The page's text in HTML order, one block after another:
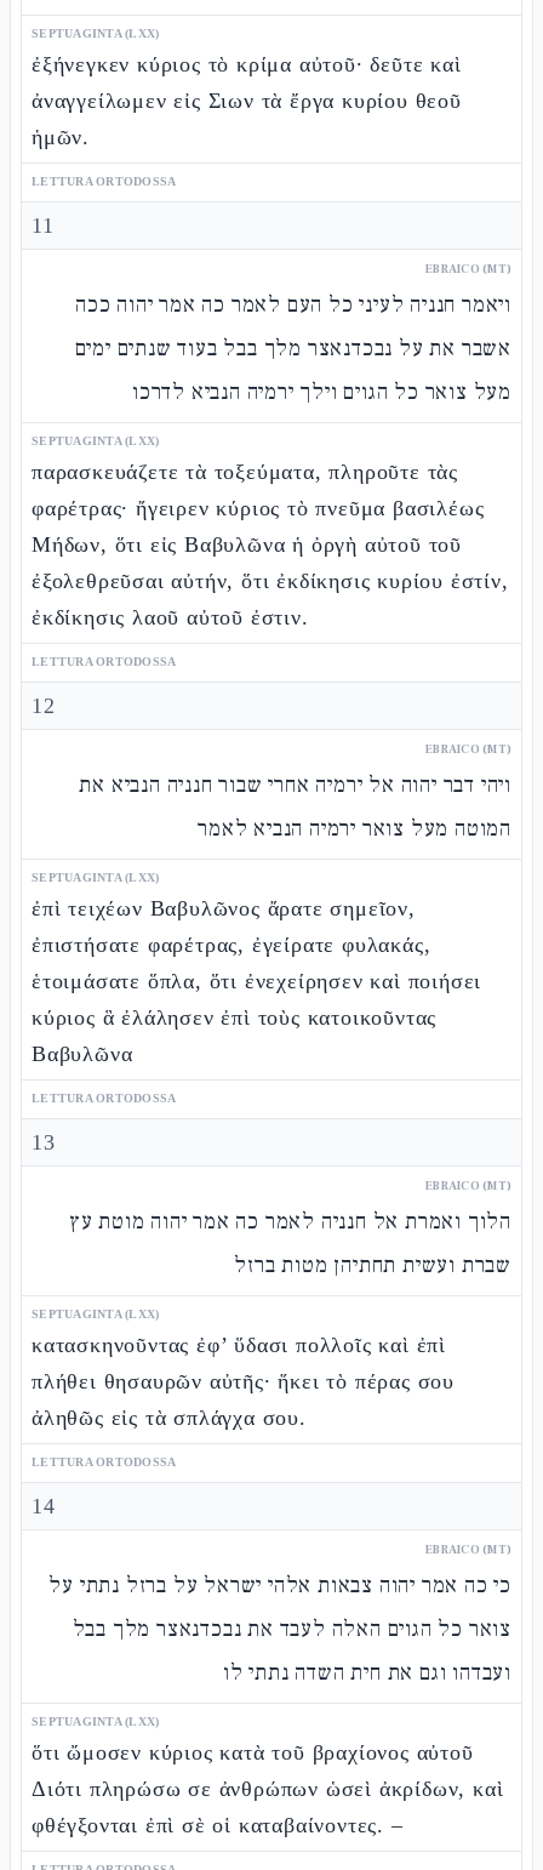
SEPTUAGINTA (LXX)
ἐξήνεγκεν κύριος τὸ κρίμα αὐτοῦ· δεῦτε καὶ
ἀναγγείλωμεν εἰς Σιων τὰ ἔργα κυρίου θεοῦ
ἡμῶν.
LETTURA ORTODOSSA
11
EBRAICO (MT)
ויאמר חנניה לעיני כל העם לאמר כה אמר יהוה ככה
אשבר את על נבכדנאצר מלך בבל בעוד שנתים ימים
מעל צואר כל הגוים וילך ירמיה הנביא לדרכו
SEPTUAGINTA (LXX)
παρασκευάζετε τὰ τοξεύματα, πληροῦτε τὰς
φαρέτρας· ἤγειρεν κύριος τὸ πνεῦμα βασιλέως
Μήδων, ὅτι εἰς Βαβυλῶνα ἡ ὀργὴ αὐτοῦ τοῦ
ἐξολεθρεῦσαι αὐτήν, ὅτι ἐκδίκησις κυρίου ἐστίν,
ἐκδίκησις λαοῦ αὐτοῦ ἐστιν.
LETTURA ORTODOSSA
12
EBRAICO (MT)
ויהי דבר יהוה אל ירמיה אחרי שבור חנניה הנביא את
המוטה מעל צואר ירמיה הנביא לאמר
SEPTUAGINTA (LXX)
ἐπὶ τειχέων Βαβυλῶνος ἄρατε σημεῖον,
ἐπιστήσατε φαρέτρας, ἐγείρατε φυλακάς,
ἑτοιμάσατε ὅπλα, ὅτι ἐνεχείρησεν καὶ ποιήσει
κύριος ἃ ἐλάλησεν ἐπὶ τοὺς κατοικοῦντας
Βαβυλῶνα
LETTURA ORTODOSSA
13
EBRAICO (MT)
הלוך ואמרת אל חנניה לאמר כה אמר יהוה מוטת עץ
שברת ועשית תחתיהן מטות ברזל
SEPTUAGINTA (LXX)
κατασκηνοῦντας ἐφ’ ὕδασι πολλοῖς καὶ ἐπὶ
πλήθει θησαυρῶν αὐτῆς· ἥκει τὸ πέρας σου
ἀληθῶς εἰς τὰ σπλάγχα σου.
LETTURA ORTODOSSA
14
EBRAICO (MT)
כי כה אמר יהוה צבאות אלהי ישראל על ברזל נתתי על
צואר כל הגוים האלה לעבד את נבכדנאצר מלך בבל
ועבדהו וגם את חית השדה נתתי לו
SEPTUAGINTA (LXX)
ὅτι ὤμοσεν κύριος κατὰ τοῦ βραχίονος αὐτοῦ
Διότι πληρώσω σε ἀνθρώπων ὡσεὶ ἀκρίδων, καὶ
φθέγξονται ἐπὶ σὲ οἱ καταβαίνοντες. –